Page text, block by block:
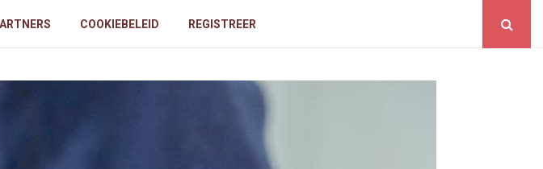
COOKIEBELEID REGISTREER